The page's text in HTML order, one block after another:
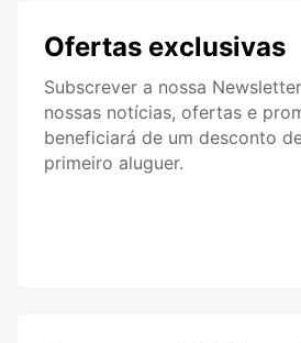
Ofertas exclusivas
Subscrever a nossa
nossas notícias, ofertas e
beneficiará de um desconto
primeiro aluguer.